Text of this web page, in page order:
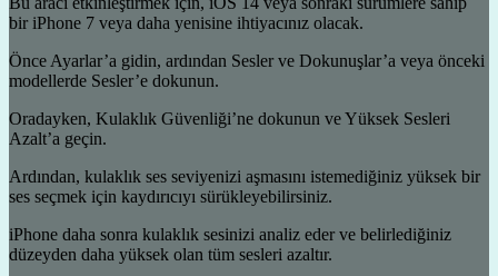
bir iPhone 7 veya daha yenisine ihtiyacınız olacak.
Önce Ayarlar’a gidin, ardından Sesler ve Dokunuşlar’a veya önceki
modellerde Sesler’e dokunun.
Oradayken, Kulaklık Güvenliği’ne dokunun ve Yüksek Sesleri
Azalt’a geçin.
Ardından, kulaklık ses seviyenizi aşmasını istemediğiniz yüksek bir
ses seçmek için kaydırıcıyı sürükleyebilirsiniz.
iPhone daha sonra kulaklık sesinizi analiz eder ve belirlediğiniz
düzeyden daha yüksek olan tüm sesleri azaltır.